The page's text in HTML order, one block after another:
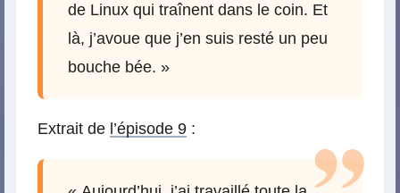
de Linux qui traînent dans le coin. Et
là, j’avoue que j’en suis resté un peu
bouche bée. »
Extrait de l’épisode 9 :